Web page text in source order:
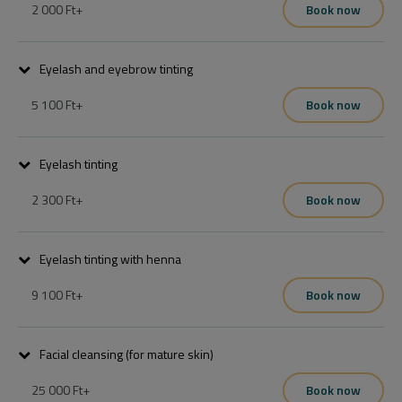
Csipeszes szemöldök igazítás
2 000 Ft+ Book now
Eyelash and eyebrow tinting
5 100 Ft+ Book now
Eyelash tinting
2 300 Ft+ Book now
Eyelash tinting with henna
9 100 Ft+ Book now
Facial cleansing (for mature skin)
25 000 Ft+ Book now